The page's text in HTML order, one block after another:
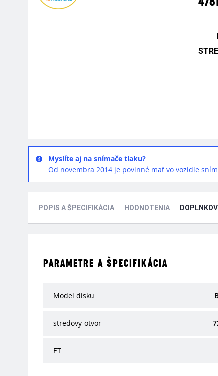
Myslíte aj na snímače tlaku?
Od novembra 2014 je povinné mať vo vozidle
POPIS A ŠPECIFIKÁCIA HODNOTENIA
PARAMETRE A ŠPECIFIKÁCIA
Model disku
stredovy-otvor
ET